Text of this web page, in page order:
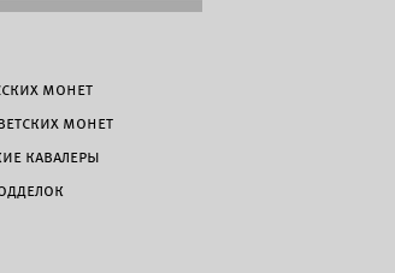
монет
монет
кавалеры